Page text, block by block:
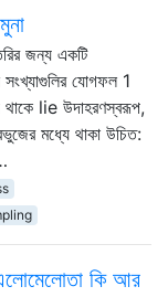
জন্য একটি
সংখ্যাগুলির যোগফল 1
lie উদাহরণস্বরূপ,
মধ্যে থাকা উচিত:
কি আর